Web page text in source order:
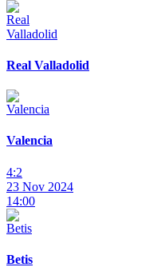
Real Valladolid
Valencia
4:2
23 Nov 2024
14:00
Betis